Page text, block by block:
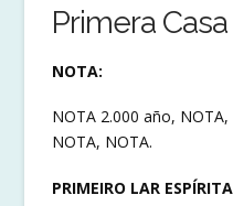
Primera
NOTA:
NOTA 2.000 año,
NOTA, NOTA.
PRIMEIRO LAR ESPÍRITA